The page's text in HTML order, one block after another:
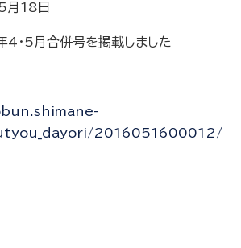
月18日
･5月合併号を掲載しました
2016051600012/